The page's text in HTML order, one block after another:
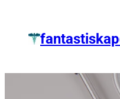
springen